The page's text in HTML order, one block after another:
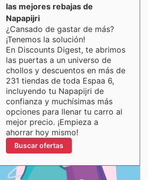
las mejores rebajas de
Napapijri
¿Cansado de gastar de más?
¡Tenemos la solución!
En Discounts Digest, te abrimos
las puertas a un universo de
chollos y descuentos en más de
231 tiendas de toda Espaa 6,
incluyendo tu Napapijri de
confianza y muchísimas más
opciones para llenar tu carro al
mejor precio. ¡Empieza a
ahorrar hoy mismo!
Buscar ofertas